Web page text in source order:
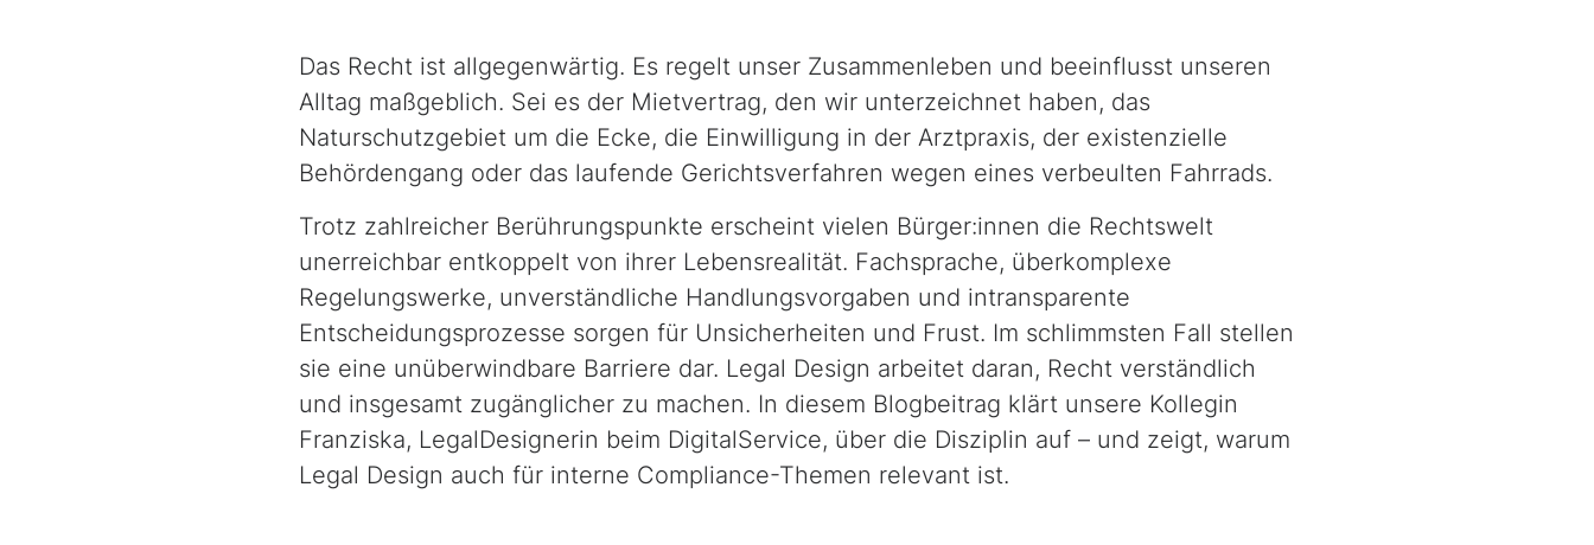
Das Recht ist allgegenwärtig. Es regelt unser Zusammenleben und beeinflusst unseren
Alltag maßgeblich. Sei es der Mietvertrag, den wir unterzeichnet haben, das
Naturschutzgebiet um die Ecke, die Einwilligung in der Arztpraxis, der existenzielle
Behördengang oder das laufende Gerichtsverfahren wegen eines verbeulten Fahrrads.
Trotz zahlreicher Berührungspunkte erscheint vielen Bürger:innen die Rechtswelt
unerreichbar entkoppelt von ihrer Lebensrealität. Fachsprache, überkomplexe
Regelungswerke, unverständliche Handlungsvorgaben und intransparente
Entscheidungsprozesse sorgen für Unsicherheiten und Frust. Im schlimmsten Fall stellen
sie eine unüberwindbare Barriere dar. Legal Design arbeitet daran, Recht verständlich
und insgesamt zugänglicher zu machen. In diesem Blogbeitrag klärt unsere Kollegin
Franziska, LegalDesignerin beim DigitalService, über die Disziplin auf – und zeigt, warum
Legal Design auch für interne Compliance-Themen relevant ist.